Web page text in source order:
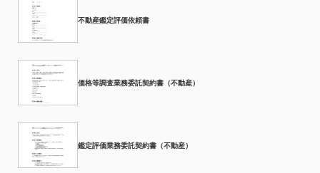
不動産鑑定評価依頼書
価格等調査業務委託契約書（不動産）
鑑定評価業務委託契約書（不動産）